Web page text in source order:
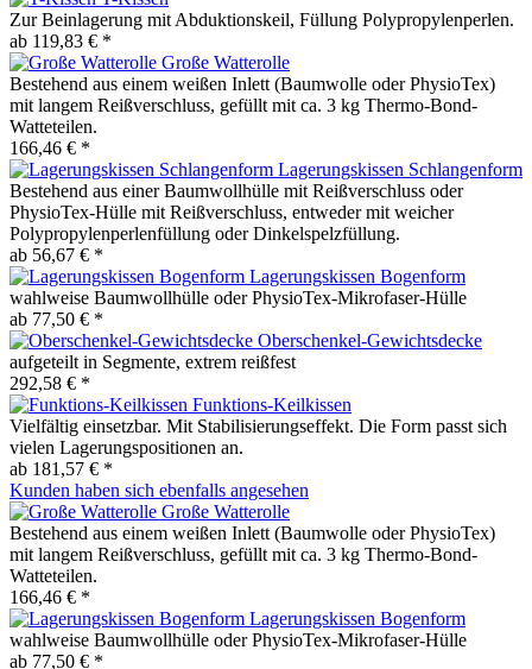
Zur Beinlagerung mit Abduktionskeil, Füllung Polypropylenperlen.
ab 119,83 € *
Große Watterolle
Bestehend aus einem weißen Inlett (Baumwolle oder PhysioTex)
mit langem Reißverschluss, gefüllt mit ca. 3 kg Thermo-Bond-
Watteteilen.
166,46 € *
Lagerungskissen Schlangenform
Bestehend aus einer Baumwollhülle mit Reißverschluss oder
PhysioTex-Hülle mit Reißverschluss, entweder mit weicher
Polypropylenperlenfüllung oder Dinkelspelzfüllung.
ab 56,67 € *
Lagerungskissen Bogenform
wahlweise Baumwollhülle oder PhysioTex-Mikrofaser-Hülle
ab 77,50 € *
Oberschenkel-Gewichtsdecke
aufgeteilt in Segmente, extrem reißfest
292,58 € *
Funktions-Keilkissen
Vielfältig einsetzbar. Mit Stabilisierungseffekt. Die Form passt sich
vielen Lagerungspositionen an.
ab 181,57 € *
Kunden haben sich ebenfalls angesehen
Große Watterolle
Bestehend aus einem weißen Inlett (Baumwolle oder PhysioTex)
mit langem Reißverschluss, gefüllt mit ca. 3 kg Thermo-Bond-
Watteteilen.
166,46 € *
Lagerungskissen Bogenform
wahlweise Baumwollhülle oder PhysioTex-Mikrofaser-Hülle
ab 77,50 € *